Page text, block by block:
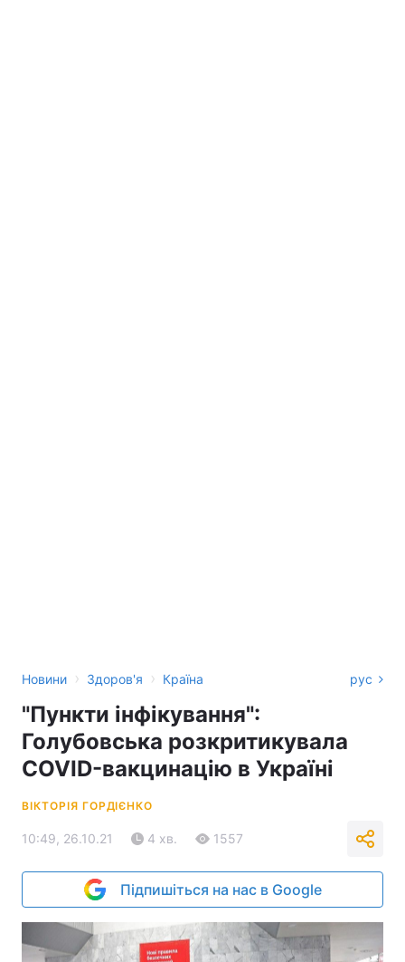
Новини › Здоров'я › Країна рус
"Пункти інфікування":
Голубовська розкритикувала
COVID-вакцинацію в Україні
ВІКТОРІЯ ГОРДІЄНКО
10:49, 26.10.21 4 хв. 1557
Підпишіться на нас в Google